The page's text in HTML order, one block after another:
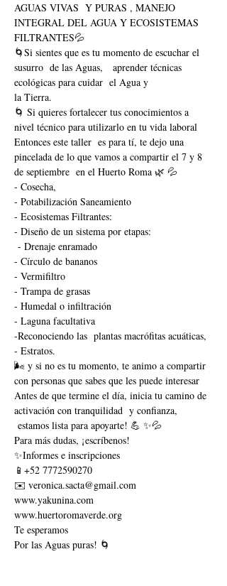
AGUAS VIVAS  Y PURAS , MANEJO
INTEGRAL DEL AGUA Y ECOSISTEMAS
FILTRANTES💦
🌀Si sientes que es tu momento de escuchar el
susurro  de las Aguas,   aprender técnicas
ecológicas para cuidar  el Agua y
la Tierra.
🌀 Si quieres fortalecer tus conocimientos a
nivel técnico para utilizarlo en tu vida laboral
Entonces este taller  es para tí, te dejo una
pincelada de lo que vamos a compartir el 7 y 8
de septiembre  en el Huerto Roma 🌿 💦
- Cosecha,
- Potabilización Saneamiento
- Ecosistemas Filtrantes:
- Diseño de un sistema por etapas:
- Drenaje enramado
- Círculo de bananos
- Vermifiltro
- Trampa de grasas
- Humedal o infiltración
- Laguna facultativa
-Reconociendo las  plantas macrófitas acuáticas,
- Estratos.
🌬️ y si no es tu momento, te animo a compartir
con personas que sabes que les puede interesar
Antes de que termine el día, inicia tu camino de
activación con tranquilidad  y confianza,
estamos lista para apoyarte! 💪 ✨💦
Para más dudas, ¡escríbenos!
✨Informes e inscripciones
📱+52 7772590270
✉️ veronica.sacta@gmail.com
www.yakunina.com
www.huertoromaverde.org
Te esperamos
Por las Aguas puras! 🌀